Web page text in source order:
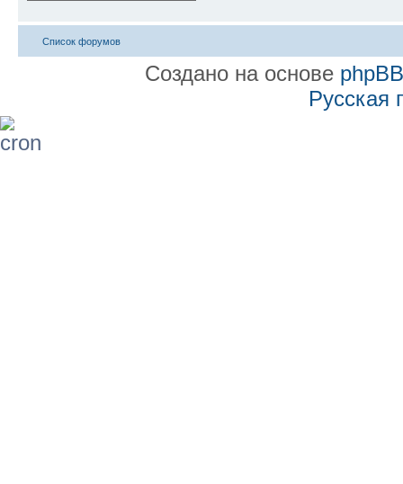
Список форумов
Создано на основе phpBB
Русская